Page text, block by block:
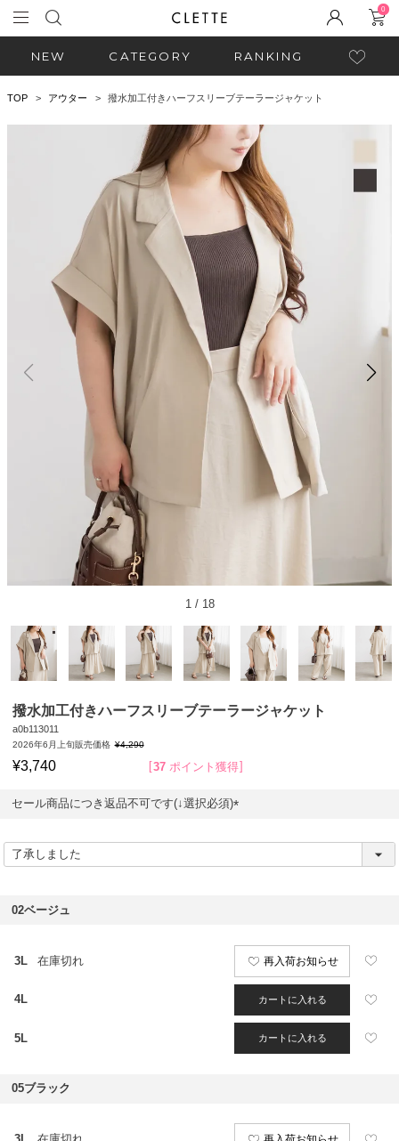
0
NEW CATEGORY RANKING
TOP アウター 撥水加工付きハーフスリーブテーラージャケット
1/ 18
撥水加工付きハーフスリーブテーラージャケット
a0b113011
2026年6月上旬販売価格 ¥4,290
¥3,740 37 ポイント獲得
セール商品につき返品不可です(↓選択必須)
必
02ベージュ
3L 在庫切れ 再入荷お知らせ
4L カートに入れる
5L カートに入れる
05ブラック